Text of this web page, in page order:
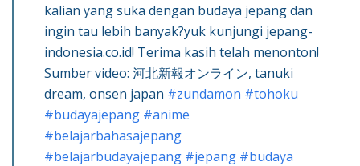
kalian yang suka dengan budaya jepang dan
ingin tau lebih banyak?yuk kunjungi jepang-
indonesia.co.id! Terima kasih telah menonton!
Sumber video: 河北新報オンライン, tanuki
dream, onsen japan #zundamon #tohoku
#budayajepang #anime
#belajarbahasajepang
#belajarbudayajepang #jepang #budaya